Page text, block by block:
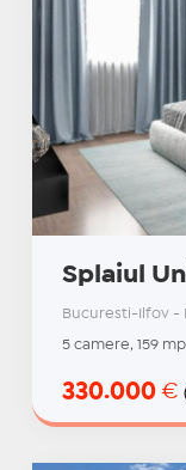
Splaiul
Bucuresti-Ilfov -
5 camere, 159
330.000 €